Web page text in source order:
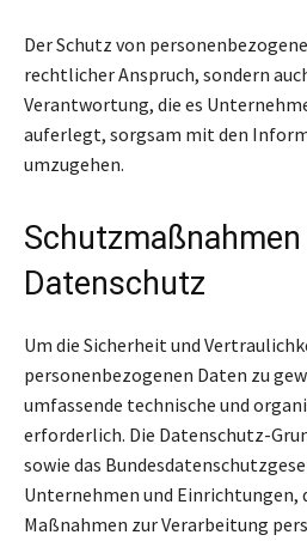
Der Schutz von
rechtlicher Anspruch, sondern
Verantwortung, die es
auferlegt, sorgsam mit den
umzugehen.
Datenschutz
Um die Sicherheit und
personenbezogenen Daten zu
umfassende technische und
erforderlich. Die Datenschutz-
sowie das
Unternehmen und Einrichtungen,
Maßnahmen zur Verarbeitung